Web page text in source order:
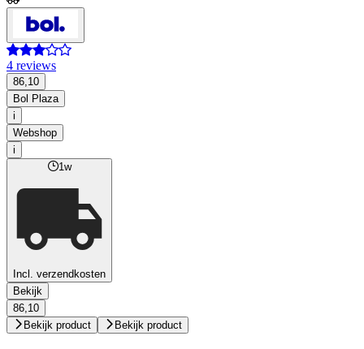
4 reviews
86,10
Bol Plaza
i
Webshop
i
1w
Incl. verzendkosten
Bekijk
86,10
Bekijk product
Bekijk product